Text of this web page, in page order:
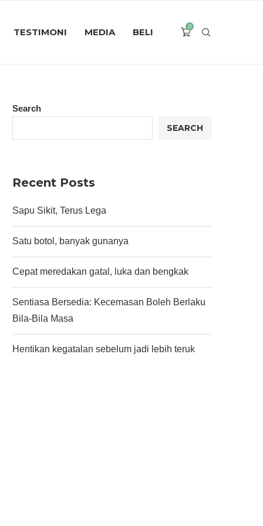
TESTIMONI MEDIA BELI
0
Search
SEARCH
Recent Posts
Sapu Sikit, Terus Lega
Satu botol, banyak gunanya
Cepat meredakan gatal, luka dan bengkak
Sentiasa Bersedia: Kecemasan Boleh Berlaku
Bila-Bila Masa
Hentikan kegatalan sebelum jadi lebih teruk